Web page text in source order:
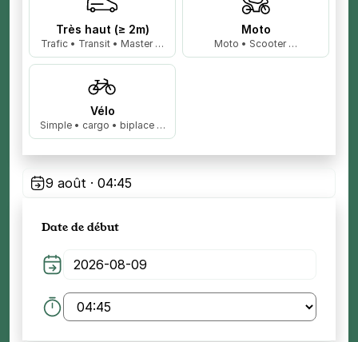
Très haut (≥ 2m)
Trafic • Transit • Master …
Moto
Moto • Scooter …
Vélo
Simple • cargo • biplace …
9 août · 04:45
Date de début